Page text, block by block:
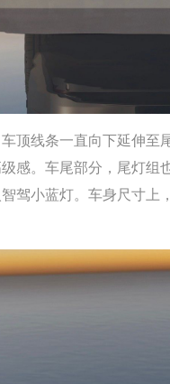
线条一直向下延伸至
感。车尾部分，尾灯组
驾小蓝灯。车身尺寸上